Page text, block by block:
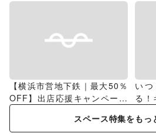
【横浜市営地下鉄｜最大50％
OFF】出店応援キャンペーン
特集
い
る！
スペース特集をもっ